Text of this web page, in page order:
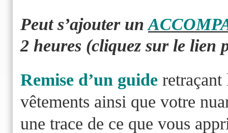
Peut s’ajouter un
2 heures (cliquez sur le lien
Remise d’un guide retraçant
vêtements ainsi que votre
une trace de ce que vous